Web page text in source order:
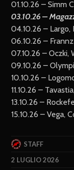
01.10.26 – Simm
03.10.26 –
04.10.26 – Largo,
06.10.26 –
07.10.26 – Oczki,
09.10.26 –
10.10.26 –
11.10.26 –
13.10.26 –
15.10.26 – Vega,
STAFF
2 LUGLIO 2026